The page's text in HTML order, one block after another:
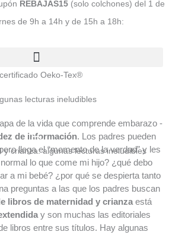
REBAJAS15 (solo colchones) del 1 de
de 9h a 14h y de 15h a 18h:
y crianza: algunas lecturas ineludibles
lecturas ineludibles
de la vida que comprende embarazo -
de información. Los padres pueden
llega el “momento de la verdad” y les
lo que come mi hijo? ¿qué debo
a mi bebé? ¿por qué se despierta tanto
preguntas a las que los padres buscan
libros de maternidad y crianza está
y son muchas las editoriales
libros entre sus títulos. Hay algunas